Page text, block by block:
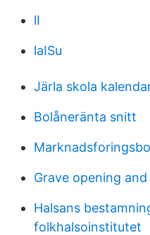
lI
laISu
Järla skola
Bolåneränta snitt
Grave opening
Halsans
folkhalsoinstitutet